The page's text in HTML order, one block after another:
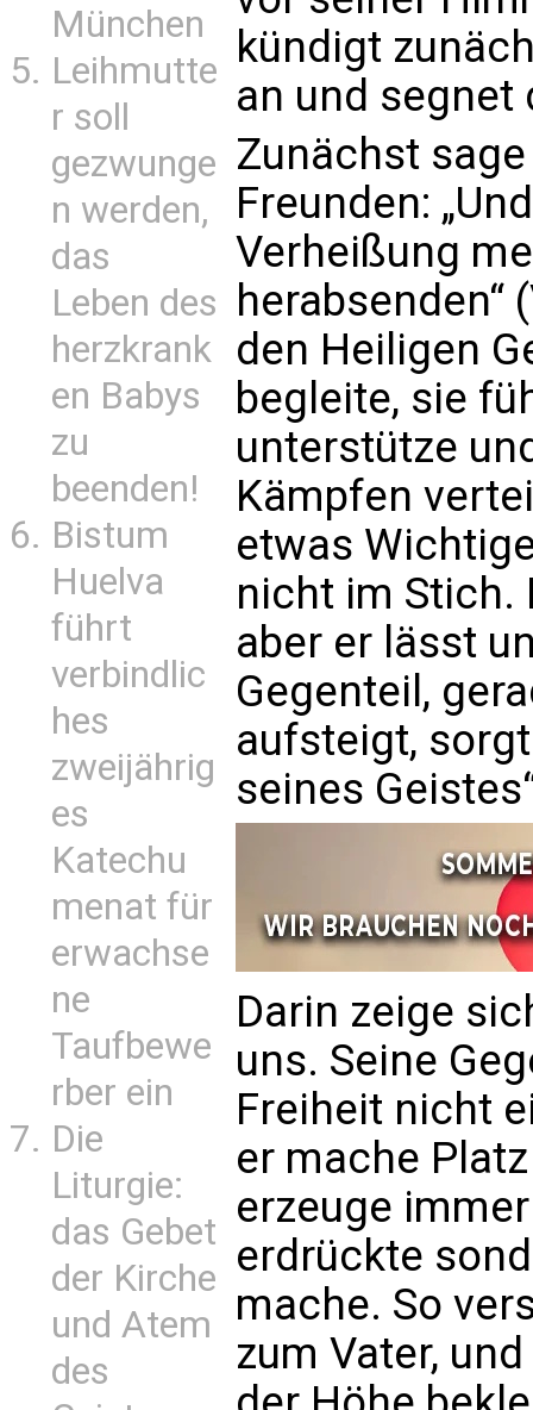
München
Leihmutte
r soll
gezwunge
n werden,
das
Leben des
herzkrank
en Babys
zu
beenden!
Bistum
Huelva
führt
verbindlic
hes
zweijährig
es
Katechu
menat für
erwachse
ne
Taufbewe
rber ein
Die
Liturgie:
das Gebet
der Kirche
und Atem
des
kündigt
an und segnet
Zunächst
Freunden:
Verheißung
herabsenden“
den Heiligen
begleite, sie
unterstütze
Kämpfen
etwas
nicht im Stich.
aber er lässt
Gegenteil,
aufsteigt,
seines
Darin zeige
uns. Seine
Freiheit nicht
er mache
erzeuge
erdrückte
mache. So
zum Vater,